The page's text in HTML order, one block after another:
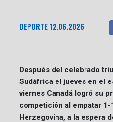
DEPORTE12.06.2026
Después del celebrado
Sudáfrica el jueves en el
viernes Canadá logró su
competición al empatar 1-
Herzegovina, a la espera